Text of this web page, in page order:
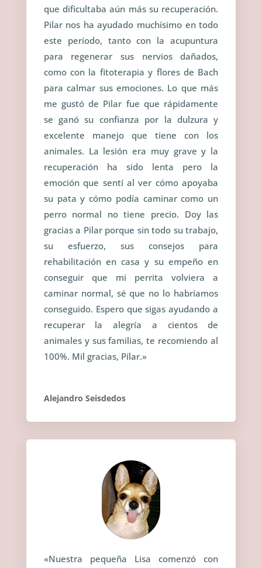
que dificultaba aún más su recuperación.
Pilar nos ha ayudado muchísimo en todo
este período, tanto con la acupuntura
para regenerar sus nervios dañados,
como con la fitoterapia y flores de Bach
para calmar sus emociones. Lo que más
me gustó de Pilar fue que rápidamente
se ganó su confianza por la dulzura y
excelente manejo que tiene con los
animales. La lesión era muy grave y la
recuperación ha sido lenta pero la
emoción que sentí al ver cómo apoyaba
su pata y cómo podía caminar como un
perro normal no tiene precio. Doy las
gracias a Pilar porque sin todo su trabajo,
su esfuerzo, sus consejos para
rehabilitación en casa y su empeño en
conseguir que mi perrita volviera a
caminar normal, sé que no lo habríamos
conseguido. Espero que sigas ayudando a
recuperar la alegría a cientos de
animales y sus familias, te recomiendo al
100%. Mil gracias, Pilar.»
Alejandro Seisdedos
«Nuestra pequeña Lisa comenzó con